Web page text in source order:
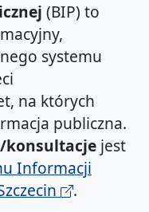
(BIP) to
systemu
na których
publiczna.
konsultacje jest
Informacji
.